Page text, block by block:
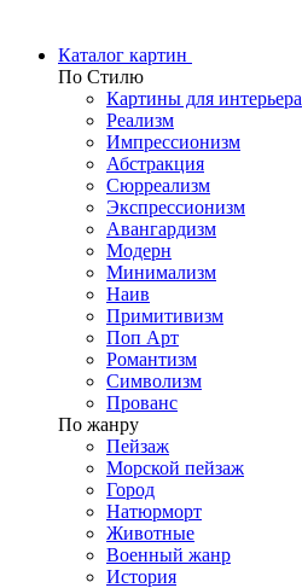
Каталог картин
По Стилю
Картины для интерьера
Реализм
Импрессионизм
Абстракция
Сюрреализм
Экспрессионизм
Авангардизм
Модерн
Минимализм
Наив
Примитивизм
Поп Арт
Романтизм
Символизм
Прованс
По жанру
Пейзаж
Морской пейзаж
Город
Натюрморт
Животные
Военный жанр
История